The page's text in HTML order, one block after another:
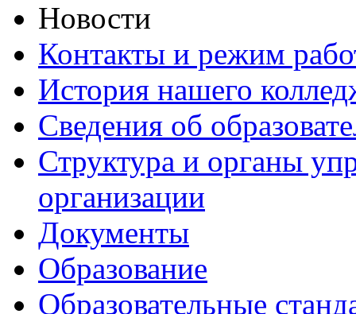
Новости
Контакты и режим
История нашего
Сведения об
Структура и органы
организации
Документы
Образование
Образовательные